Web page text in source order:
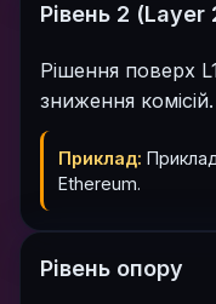
Рівень 2 (Layer
Рішення поверх
зниження комісій.
Приклад:
Ethereum.
Рівень опору